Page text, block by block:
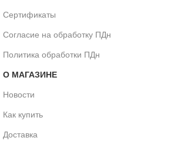
Сертификаты
Согласие на обработку ПДн
Политика обработки ПДн
О МАГАЗИНЕ
Новости
Как купить
Доставка